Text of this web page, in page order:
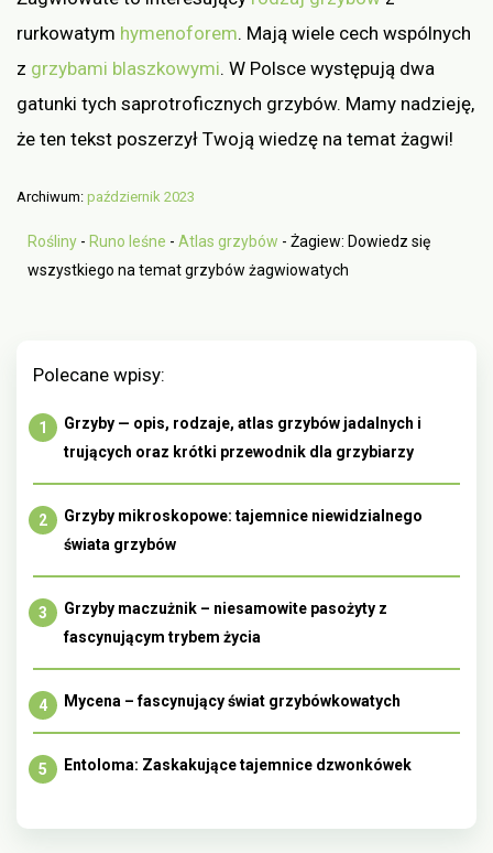
rurkowatym hymenoforem. Mają wiele cech wspólnych
z grzybami blaszkowymi. W Polsce występują dwa
gatunki tych saprotroficznych grzybów. Mamy nadzieję,
że ten tekst poszerzył Twoją wiedzę na temat żagwi!
Archiwum: październik 2023
Rośliny - Runo leśne - Atlas grzybów - Żagiew: Dowiedz się
wszystkiego na temat grzybów żagwiowatych
Polecane wpisy:
Grzyby — opis, rodzaje, atlas grzybów jadalnych i
trujących oraz krótki przewodnik dla grzybiarzy
Grzyby mikroskopowe: tajemnice niewidzialnego
świata grzybów
Grzyby maczużnik – niesamowite pasożyty z
fascynującym trybem życia
Mycena – fascynujący świat grzybówkowatych
Entoloma: Zaskakujące tajemnice dzwonkówek